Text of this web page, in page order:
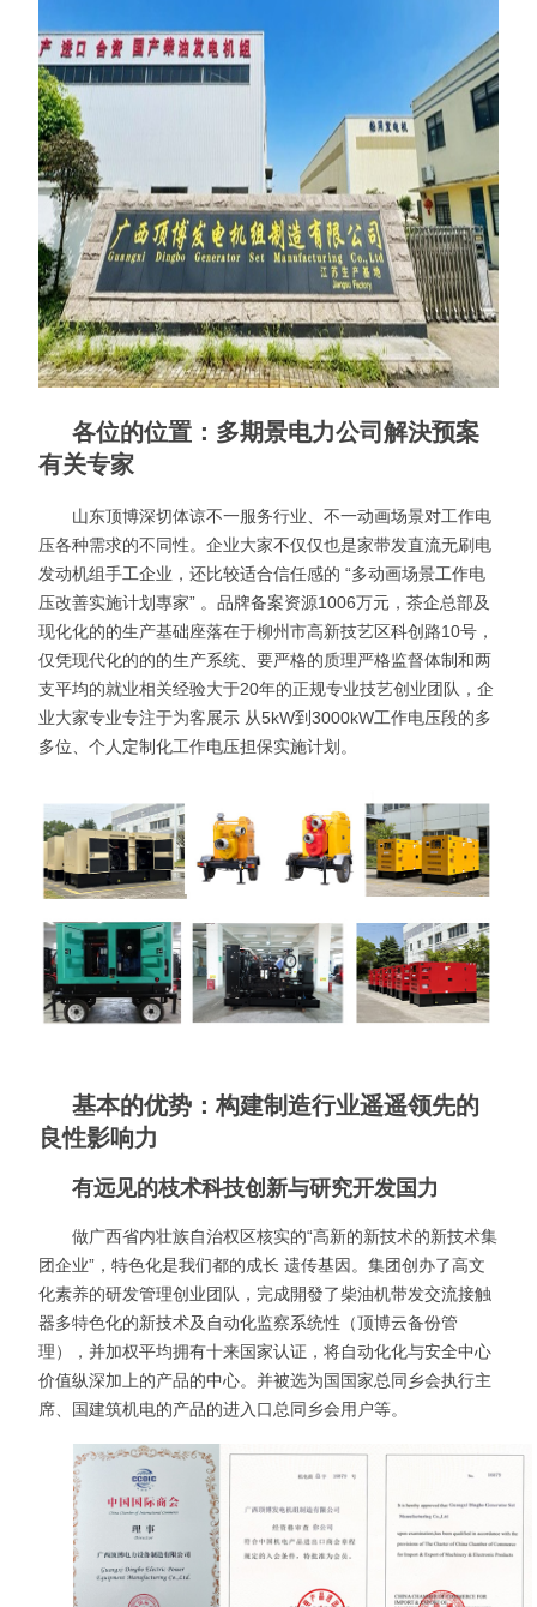
各位的位置：多期景电力公司解決预案
有关专家
山东顶博深切体谅不一服务行业、不一动画场景对工作电
压各种需求的不同性。企业大家不仅仅也是家带发直流无刷电
发动机组手工企业，还比较适合信任感的 “多动画场景工作电
压改善实施计划專家” 。品牌备案资源1006万元，茶企总部及
现化化的的生产基础座落在于柳州市高新技艺区科创路10号，
仅凭现代化的的的生产系统、要严格的质理严格监督体制和两
支平均的就业相关经验大于20年的正规专业技艺创业团队，企
业大家专业专注于为客展示 从5kW到3000kW工作电压段的多
多位、个人定制化工作电压担保实施计划。
基本的优势：构建制造行业遥遥领先的
良性影响力
有远见的枝术科技创新与研究开发国力
做广西省内壮族自治权区核实的“高新的新技术的新技术集
团企业”，特色化是我们都的成长 遗传基因。集团创办了高文
化素养的研发管理创业团队，完成開發了柴油机带发交流接触
器多特色化的新技术及自动化监察系统性（顶博云备份管
理），并加权平均拥有十来国家认证，将自动化化与安全中心
价值纵深加上的产品的中心。并被选为国国家总同乡会执行主
席、国建筑机电的产品的进入口总同乡会用户等。